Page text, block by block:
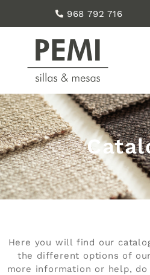
968 792 716
Here you will find our
the different options of
more information or help,